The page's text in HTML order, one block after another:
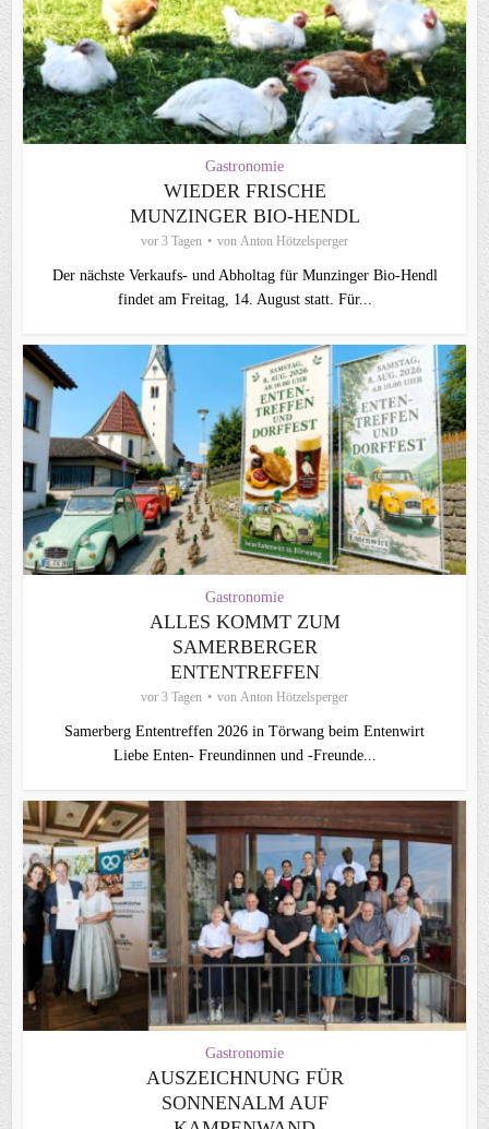
Gastronomie
WIEDER FRISCHE
MUNZINGER BIO-HENDL
vor 3 Tagen von Anton Hötzelsperger
Der nächste Verkaufs- und Abholtag für Munzinger Bio-Hendl
findet am Freitag, 14. August statt. Für...
Gastronomie
ALLES KOMMT ZUM
SAMERBERGER
ENTENTREFFEN
vor 3 Tagen von Anton Hötzelsperger
Samerberg Ententreffen 2026 in Törwang beim Entenwirt
Liebe Enten- Freundinnen und -Freunde...
Gastronomie
AUSZEICHNUNG FÜR
SONNENALM AUF